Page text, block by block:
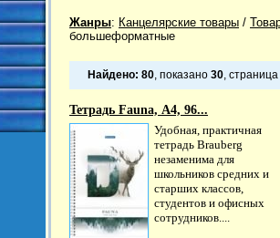
Жанры: Канцелярские товары /
большеформатные
Найдено: 80, показано 30, страница
Тетрадь Fauna, А4, 96...
Удобная, практичная
тетрадь Brauberg
незаменима для
школьников средних и
старших классов,
студентов и офисных
сотрудников....